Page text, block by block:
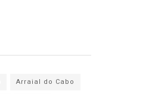
Arraial do Cabo